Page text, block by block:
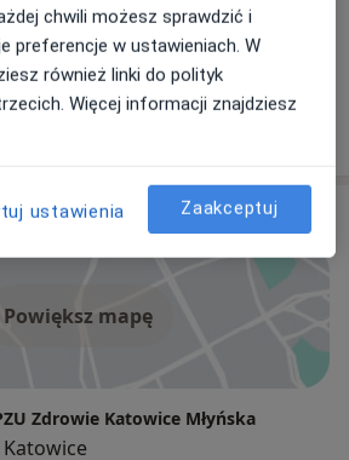
Anita Huras
pracy
1 opinia
Powiększ mapę
Zdrowie Katowice Młyńska
Katowice
chwili możesz sprawdzić i
preferencje w ustawieniach. W
również linki do polityk
Więcej informacji znajdziesz
ustawienia Zaakceptuj